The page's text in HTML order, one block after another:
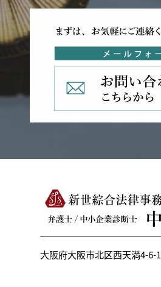
大阪府大阪市北区西天満4-6-